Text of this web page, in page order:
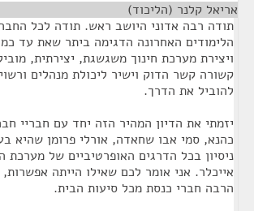
אריאל קלנר (הליכוד)
תודה רבה אדוני היושב ראש. תודה לכל
הלימודים האחרונה הדגימה ביתר שאת עד
ויצירת מערכת חינוך משגשגת, יצירתית,
קשורה קשר הדוק וישיר ליכולת מנהלים
להוביל את הדרך.
יזמתי את הדיון המהיר הזה יחד עם חבריי
כהנא, סמי אבו שחאדה, אורלי פרומן שהיא
ניסיון בכל הדרגים האופרטיביים של מערכת
אייכלר. אני אומר לכם שאילו הייתה אפשרות,
הרבה חברי כנסת מכל סיעות הבית.